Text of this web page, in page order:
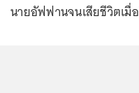
นายอัฟฟานจนเสียชีวิตเ